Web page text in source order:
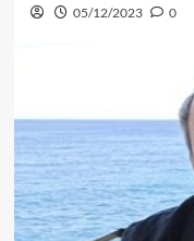
05/12/2023 0